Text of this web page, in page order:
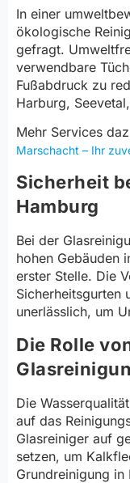
In einer
ökologische
gefragt.
verwendbare
Fußabdruck zu
Harburg,
Mehr Services
Marschacht – Ihr
Sicherheit
Hamburg
Bei der
hohen Gebäuden
erster Stelle. Die
Sicherheitsgurten
unerlässlich, um
Die Rolle
Die
auf das
Glasreiniger auf
setzen, um
Grundreinigung